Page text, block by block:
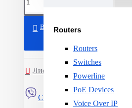
Routers
Routers
Switches
Powerline
PoE Devices
Voice Over IP
ВО КОШНИЧКА
Листа на желби
Сподели